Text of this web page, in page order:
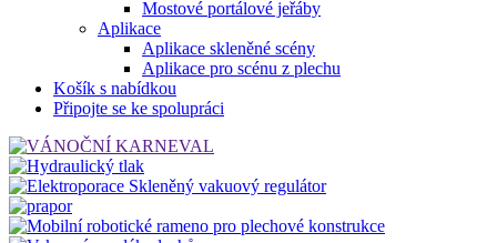
Mostové portálové jeřáby
Aplikace
Aplikace skleněné scény
Aplikace pro scénu z plechu
Košík s nabídkou
Připojte se ke spolupráci